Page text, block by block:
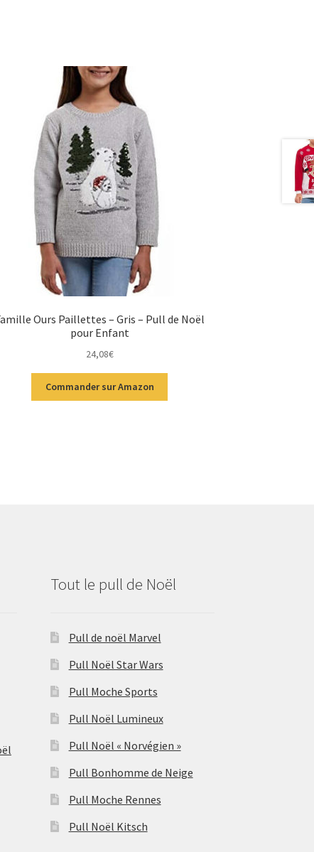
Ours Paillettes – Gris – Pull de Noël
pour Enfant
24,08€
Commander sur Amazon
Tout le pull de Noël
Pull de noël Marvel
Pull Noël Star Wars
Pull Moche Sports
Pull Noël Lumineux
Pull Noël « Norvégien »
Pull Bonhomme de Neige
Pull Moche Rennes
Pull Noël Kitsch